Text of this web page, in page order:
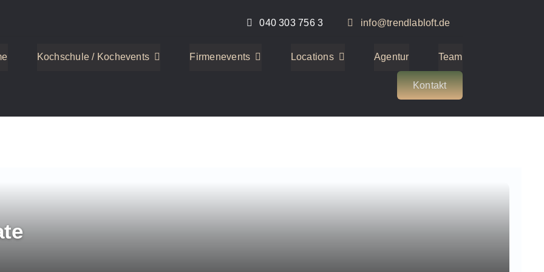
040 303 756 3 info@trendlabloft.de
Kochschule / Kochevents Firmenevents Locations Agentur Team
Kontakt